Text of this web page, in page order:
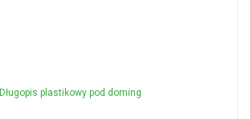
Długopis plastikowy pod doming